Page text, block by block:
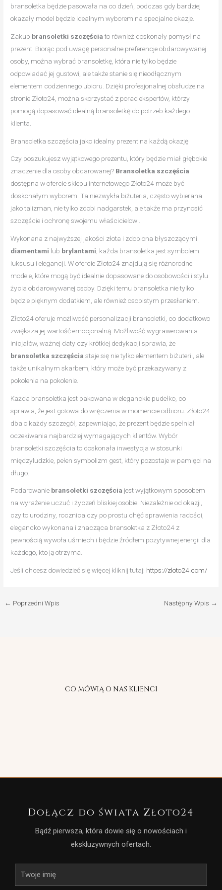
bransoletka będzie pasowała na co dzień, podczas gdy bardziej
okazały model będzie idealnym wyborem na specjalne okazje.
Zakup bransoletki szczęścia to również doskonały pomysł na
prezent. Biorąc pod uwagę personalne preferencje obdarowywanej
osoby, można wybrać bransoletkę, która nie tylko będzie
odpowiadać jej gustowi, ale także stanie się nieodłącznym
elementem codziennego ubioru. Dzięki profesjonalnej obsłudze na
stronie Złoto24, można skorzystać z porad ekspertów, którzy
pomogą dopasować idealną bransoletkę do potrzeb każdego
klienta.
Bransoletka szczęścia jako idealny prezent na każdą okazję
Czy poszukujesz wyjątkowego prezentu, który będzie miał głębokie
znaczenie dla osoby obdarowanej? Bransoletka szczęścia
dostępna w ofercie sklepu internetowego Złoto24 może być
doskonałym wyborem. Ta niezwykła biżuteria, często wybierana
jako talizman, nie tylko zdobi nadgarstek, ale także ma przynosić
szczęście i ochronę swojemu właścicielowi.
Wykonana z najwyższej jakości złota i zdobiona błyszczącymi
diamentami lub brylantami , każda bransoletka jest symbolem
luksusu i elegancji. W ofercie Złoto24 znajdują się różnorodne
modele, które mogą być idealnie dopasowane do osobowości i stylu
życia obdarowywanej osoby. Dzięki temu bransoletka nie tylko
będzie pięknym dodatkiem, ale również osobistym przesłaniem.
Złoto24 oferuje możliwość personalizacji bransoletki, co dodatkowo
zwiększa jej wartość emocjonalną. Możliwość wygrawerowania
inicjałów, ważnej daty czy krótkiej dedykacji sprawia, że
bransoletka szczęścia staje się nie tylko elementem biżuterii, ale
także unikalnym skarbem, który może być przekazywany z
pokolenia na pokolenie.
Każda bransoletka jest pakowana w eleganckie pudełko, co
sprawia, że jest gotowa do wręczenia w momencie odbioru. Złoto24
dba o każdy szczegół, zapewniając, że prezent będzie spełniał
oczekiwania najbardziej wymagających klientów. Wybór
bransoletki szczęścia to doskonała inwestycja w stosunki
międzyludzkie, pełen symbolizm gest, który pozostaje w pamięci na
długo.
Podarowanie bransoletki szczęścia jest wyjątkowym sposobem
na wyrażenie uczuć i życzeń bliskiej osobie. Niezależnie od okazji,
czy to urodziny, rocznica czy po prostu chęć sprawienia radości,
elegancko wykonana i znacząca bransoletka z Złoto24 z
pewnością wywoła uśmiech i będzie źródłem pozytywnej energii dla
każdego, kto ją otrzyma.
Jeśli chcesz dowiedzieć się więcej kliknij tutaj: https://zloto24.com/
← Poprzedni Wpis Następny Wpis →
CO MÓWIĄ O NAS KLIENCI
Dołącz do świata Złoto24
Bądź pierwsza, która dowie się o nowościach i
ekskluzywnych ofertach.